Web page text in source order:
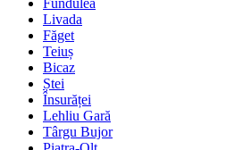
Fundulea
Livada
Făget
Teiuș
Bicaz
Ștei
Însurăței
Lehliu Gară
Târgu Bujor